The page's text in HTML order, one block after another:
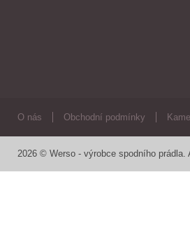
O nás Obchodní podmínky
2026 © Werso - výrobce spodního prádla.